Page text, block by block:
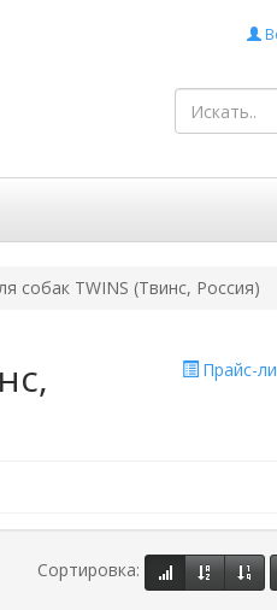
собак TWINS (Твинс, Россия)
Прайс-
Сортировка: